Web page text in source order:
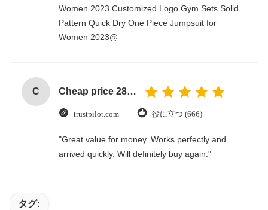
Women 2023 Customized Logo Gym Sets Solid
Pattern Quick Dry One Piece Jumpsuit for
Women 2023@
C Cheap price 28mm Aluminium Curtain Rod 1.2mm thickness with plastic final
trustpilot.com 役に立つ (666)
"Great value for money. Works perfectly and
arrived quickly. Will definitely buy again."
タグ: